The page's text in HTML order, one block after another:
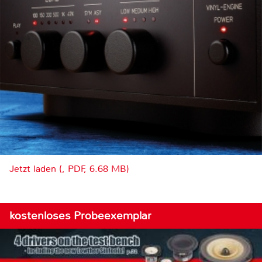
Jetzt laden (, PDF, 6.68 MB)
kostenloses Probeexemplar